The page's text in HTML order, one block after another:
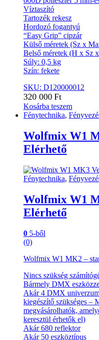
Víztaszító
Tartozék rekesz
Hordozó fogantyú
“Easy Grip” cipzár
Külső méretek (Sz x
Belső méretek (H x Sz
Súly: 0,5 kg
Szín: fekete
SKU: D120000012
320 000 Ft
Kosárba teszem
Fénytechnika,
Wolfmix W1
Elérhető
Fénytechnika,
Wolfmix W1
Elérhető
0 5-ből
(0)
Wolfmix W1 MK2 –
Nincs szükség
Bármely DMX
Akár 4 DMX
kiegészítő szükséges –
megvásárolhatók,
keresztül érhetők el)
Akár 680 reflektor
Akár 50 eszköztípus